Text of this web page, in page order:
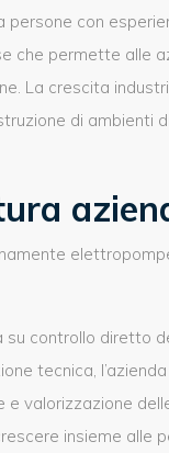
con
che permette alle
La crescita
di ambienti
su controllo diretto
tecnica,
valorizzazione
insieme alle